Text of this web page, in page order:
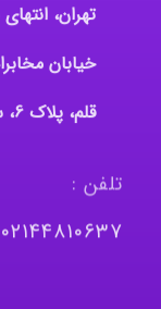
تهران،
خیابان
قلم، پلاک 6، ساختمان سرای نوآوری تهران غرب
تلفن :
٠٢١٤٤٨١٠٦٣٧